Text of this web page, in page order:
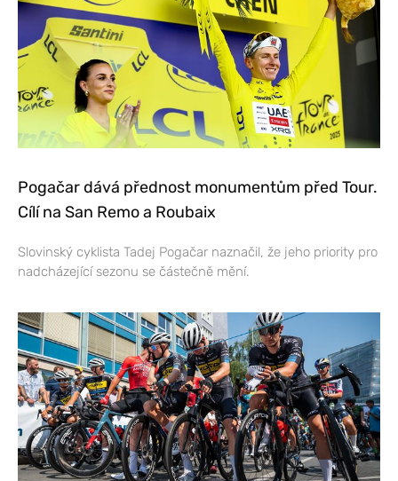
Pogačar dává přednost monumentům před Tour.
Cílí na San Remo a Roubaix
Slovinský cyklista Tadej Pogačar naznačil, že jeho priority pro
nadcházející sezonu se částečně mění.